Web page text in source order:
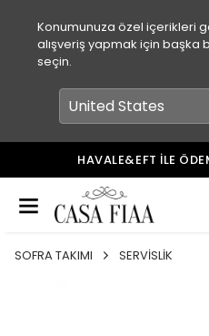
Konumunuza özel içerikleri
alışveriş yapmak için başka
seçin.
HAVALE&EFT İLE
SOFRA TAKIMI SERVİSLİK